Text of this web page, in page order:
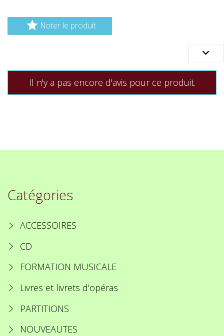
 Noter le produit

Il n'y a pas encore d'avis pour ce produit.
Catégories
ACCESSOIRES
CD
FORMATION MUSICALE
Livres et livrets d'opéras
PARTITIONS
NOUVEAUTES